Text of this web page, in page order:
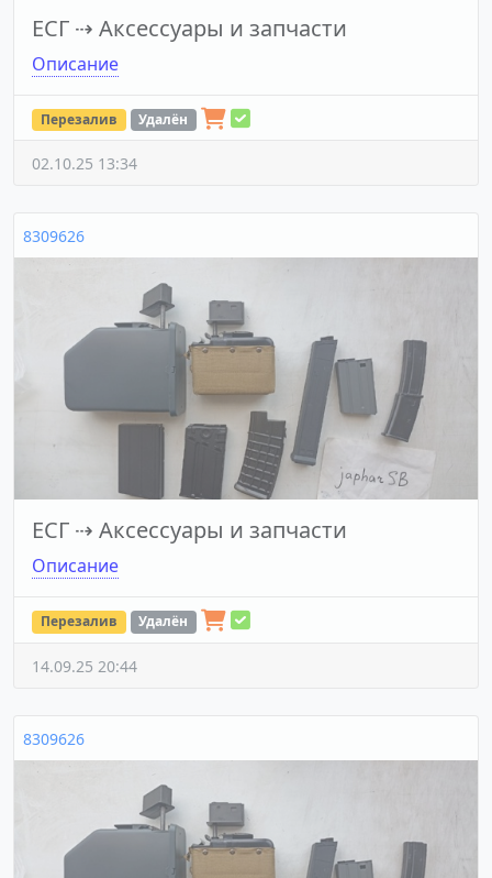
ЕСГ ⇢ Аксессуары и запчасти
Описание
Перезалив Удалён
02.10.25 13:34
8309626
ЕСГ ⇢ Аксессуары и запчасти
Описание
Перезалив Удалён
14.09.25 20:44
8309626